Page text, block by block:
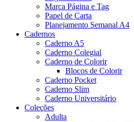
Marca Página e Tag
Papel de Carta
Planejamento Semanal A4
Cadernos
Caderno A5
Caderno Colegial
Caderno de Colorir
Blocos de Colorir
Caderno Pocket
Caderno Slim
Caderno Universitário
Coleções
Adulta